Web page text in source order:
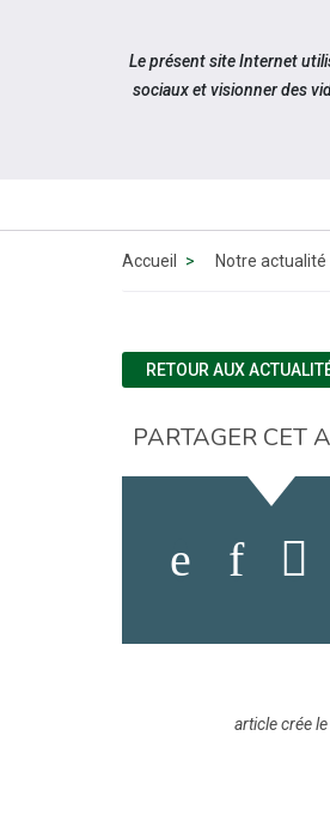
Aller au contenu
Accueil Notre actualité
RETOUR AUX
PARTAGER CET
article crée
Le présent site Internet
sociaux et visionner des